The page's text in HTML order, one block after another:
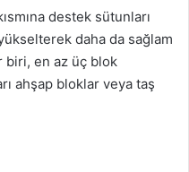
destek sütunları
daha da sağlam
biri, en az üç blok
ahşap bloklar veya taş